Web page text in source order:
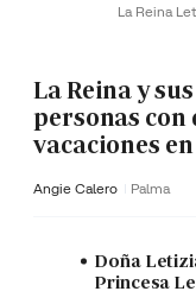
La Reina
La Reina y
personas
vacaciones
Angie Calero Palma
Doña
Princesa